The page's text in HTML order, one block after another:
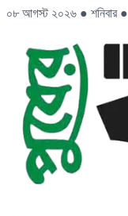
০৮ আগস্ট ২০২৬ ● শনিবার ●